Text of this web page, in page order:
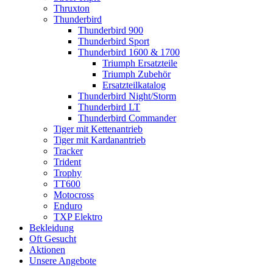
Thruxton
Thunderbird
Thunderbird 900
Thunderbird Sport
Thunderbird 1600 & 1700
Triumph Ersatzteile
Triumph Zubehör
Ersatzteilkatalog
Thunderbird Night/Storm
Thunderbird LT
Thunderbird Commander
Tiger mit Kettenantrieb
Tiger mit Kardanantrieb
Tracker
Trident
Trophy
TT600
Motocross
Enduro
TXP Elektro
Bekleidung
Oft Gesucht
Aktionen
Unsere Angebote